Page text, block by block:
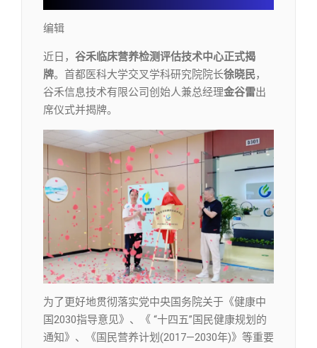
编辑​
近日， 谷禾临床营养检测评估技术中心正式揭
牌。首都医科大学交叉学科研究院院长徐晓民，
谷禾信息技术有限公司创始人兼总经理金谷雷出
席仪式并揭牌。
为了更好地贯彻落实党中央国务院关于《健康中
国2030指导意见》、《 “十四五”国民健康规划的
通知》、《国民营养计划(2017—2030年)》等重要